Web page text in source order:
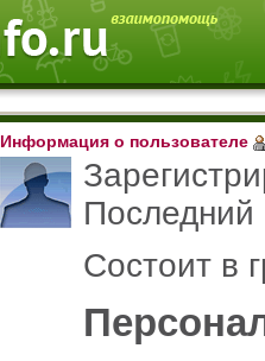
Информация о пользователе
Состоит в